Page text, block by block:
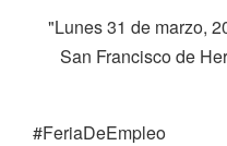
"Lunes 31 de marzo,
San Francisco de
#FeriaDeEmpleo